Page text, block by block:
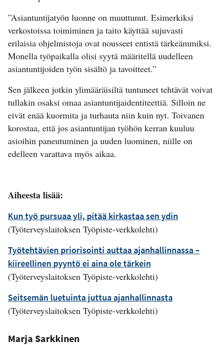
”Asiantuntijatyön luonne on muuttunut. Esimerkiksi
verkostoissa toimiminen ja taito käyttää sujuvasti
erilaisia ohjelmistoja ovat nousseet entistä tärkeämmiksi.
Monella työpaikalla olisi syytä määritellä uudelleen
asiantuntijoiden työn sisältö ja tavoitteet.”
Sen jälkeen jotkin ylimääräisiltä tuntuneet tehtävät voivat
tullakin osaksi omaa asiantuntijaidentiteettiä. Silloin ne
eivät enää kuormita ja turhauta niin kuin nyt. Toivanen
korostaa, että jos asiantuntijan työhön kerran kuuluu
asioihin paneutuminen ja uuden luominen, niille on
edelleen varattava myös aikaa.
Aiheesta lisää:
Kun työ pursuaa yli, pitää kirkastaa sen ydin
(Työterveyslaitoksen Työpiste-verkkolehti)
Työtehtävien priorisointi auttaa ajanhallinnassa –
kiireellinen pyyntö ei aina ole tärkein
(Työterveyslaitoksen Työpiste-verkkolehti)
Seitsemän luetuinta juttua ajanhallinnasta
(Työterveyslaitoksen Työpiste-verkkolehti)
Marja Sarkkinen